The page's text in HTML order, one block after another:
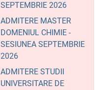
SEPTEMBRIE 2026
ADMITERE MASTER
DOMENIUL CHIMIE -
SESIUNEA SEPTEMBRIE
2026
ADMITERE STUDII
UNIVERSITARE DE